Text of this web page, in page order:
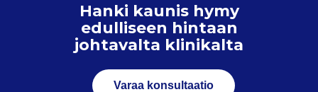
Hanki kaunis hymy
edulliseen hintaan
johtavalta klinikalta
Varaa konsultaatio